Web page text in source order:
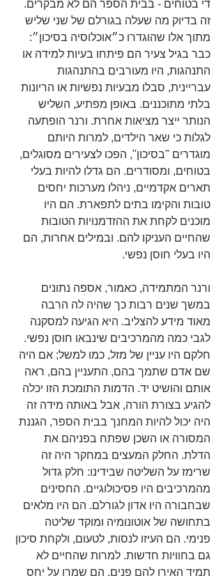
די בטוחים - בבית הספר הם לא מבקרים.
זה בדיוק מה שעלה בגורלם של שני שליש
מתוך אלו שהוגדרו כ״אוכלוסיה בסיכון״:
כבר בגיל צעיר הם פיתחו בעיות למידה או
התנהגות, היו מעורבים בהתנהגות
עבריינית, סבלו מבעיות נפשיות או הריונות
בלתי מתוכננים. באופן מפתיע, השליש
הנותר ייצר מציאות אחרת. ורנר הופתעה
לגלות כי שאר הילדים, למרות היותם
מוגדרים "בסיכון", הפכו לצעירים מסוגלים,
בטוחים, ומסודרים. הם גדלו להיות בעלי
תארים אקדמיים, ניהלו מערכות יחסים
טובות והקימו בתים לתפארת. הם היו
מוכנים לקחת את ההזדמנויות הטובות
שהחיים העניקו להם. ובמילים אחרות, הם
היו בעלי חוסן נפשי.
ורנר המתמידה, כאמור, אספה נתונים
במשך שנים רבות כך שהיה לה הרבה
מאוד מידע להצליב. היא הגיעה למסקנה
לגבי כמה מהמרכיבים שינבאו חוסן נפשי.
חלקם היו עניין של מזל, כמו למשל; אם היה
שם אדם שתמך בהם, התעניין בהם, ראה
אותם והושיט יד. הדמות התומכת הזו יכלה
להגיע בצורת הורה, אבל באותה מידה זה
היה יכול להיות המחנך בבית הספר, הגננת
המסורה או השכן שפתח בפניהם את
הדלת. החלק המעצים במחקר היה זה
שרימז על השליטה שבידינו: חלק גדול
מהמרכיבים היו פסיכולוגיים. החסינים
שבחבורה היו אדון לגורלם. הם היו מלאים
בתחושה של אוטונומיה ומוקד שליטה
פנימי. הם העיזו לנסות, לטעום, ולקחת סיכון
גם בחוויות חדשות. למרות שהחיים לא
תמיד האירו להם פנים, הם שמרו על יחס